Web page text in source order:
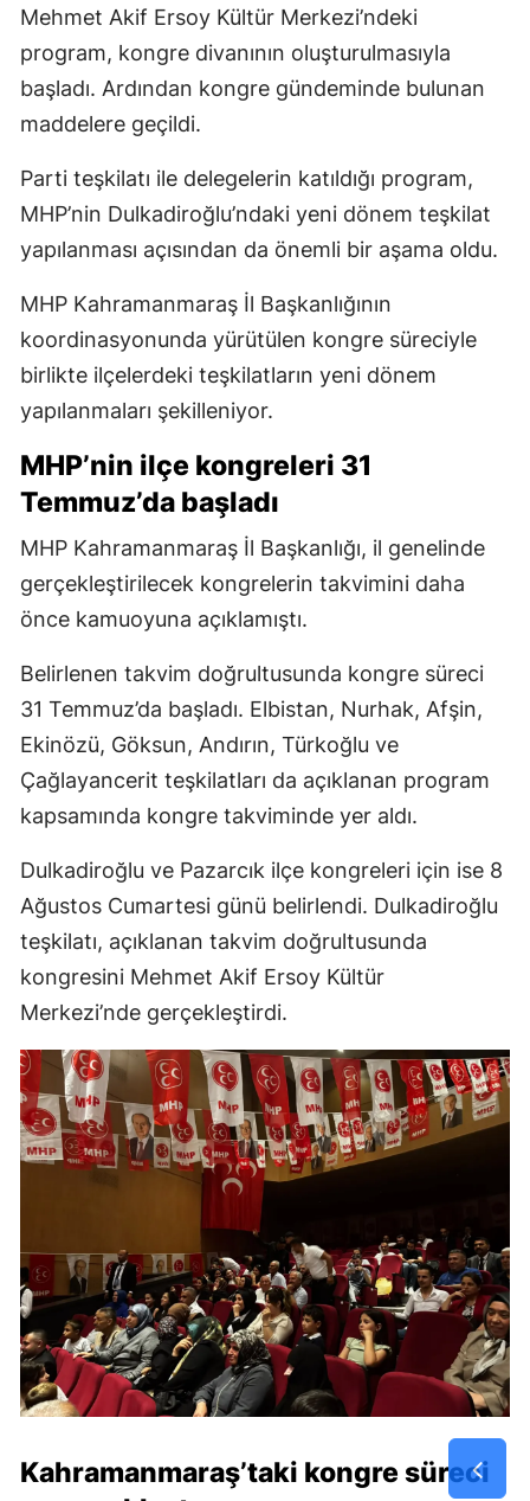
Mehmet Akif Ersoy Kültür Merkezi’ndeki
program, kongre divanının oluşturulmasıyla
başladı. Ardından kongre gündeminde bulunan
maddelere geçildi.
Parti teşkilatı ile delegelerin katıldığı program,
MHP’nin Dulkadiroğlu’ndaki yeni dönem teşkilat
yapılanması açısından da önemli bir aşama oldu.
MHP Kahramanmaraş İl Başkanlığının
koordinasyonunda yürütülen kongre süreciyle
birlikte ilçelerdeki teşkilatların yeni dönem
yapılanmaları şekilleniyor.
MHP’nin ilçe kongreleri 31
Temmuz’da başladı
MHP Kahramanmaraş İl Başkanlığı, il genelinde
gerçekleştirilecek kongrelerin takvimini daha
önce kamuoyuna açıklamıştı.
Belirlenen takvim doğrultusunda kongre süreci
31 Temmuz’da başladı. Elbistan, Nurhak, Afşin,
Ekinözü, Göksun, Andırın, Türkoğlu ve
Çağlayancerit teşkilatları da açıklanan program
kapsamında kongre takviminde yer aldı.
Dulkadiroğlu ve Pazarcık ilçe kongreleri için ise 8
Ağustos Cumartesi günü belirlendi. Dulkadiroğlu
teşkilatı, açıklanan takvim doğrultusunda
kongresini Mehmet Akif Ersoy Kültür
Merkezi’nde gerçekleştirdi.
Kahramanmaraş’taki kongre süreci